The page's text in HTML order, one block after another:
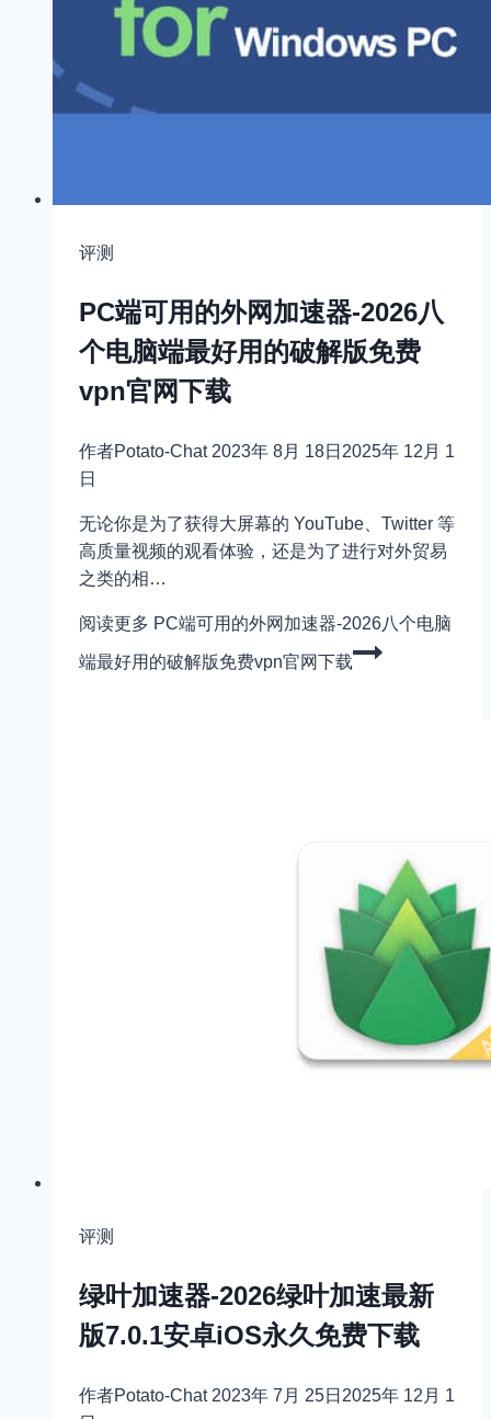
评测
PC端可用的外网加速器-2026八
个电脑端最好用的破解版免费
vpn官网下载
作者Potato-Chat 2023年 8月 18日 2025年 12月 1
日
无论你是为了获得大屏幕的 YouTube、Twitter 等
高质量视频的观看体验，还是为了进行对外贸易
之类的相…
阅读更多 PC端可用的外网加速器-2026八个电脑
端最好用的破解版免费vpn官网下载
评测
绿叶加速器-2026绿叶加速最新
版7.0.1安卓iOS永久免费下载
作者Potato-Chat 2023年 7月 25日 2025年 12月 1